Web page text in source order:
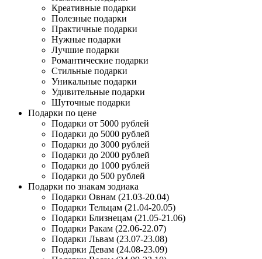
Креативные подарки
Полезные подарки
Практичные подарки
Нужные подарки
Лучшие подарки
Романтические подарки
Стильные подарки
Уникальные подарки
Удивительные подарки
Шуточные подарки
Подарки по цене
Подарки от 5000 рублей
Подарки до 5000 рублей
Подарки до 3000 рублей
Подарки до 2000 рублей
Подарки до 1000 рублей
Подарки до 500 рублей
Подарки по знакам зодиака
Подарки Овнам (21.03-20.04)
Подарки Тельцам (21.04-20.05)
Подарки Близнецам (21.05-21.06)
Подарки Ракам (22.06-22.07)
Подарки Львам (23.07-23.08)
Подарки Девам (24.08-23.09)